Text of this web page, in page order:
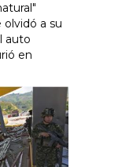
olvidó a su
auto
en